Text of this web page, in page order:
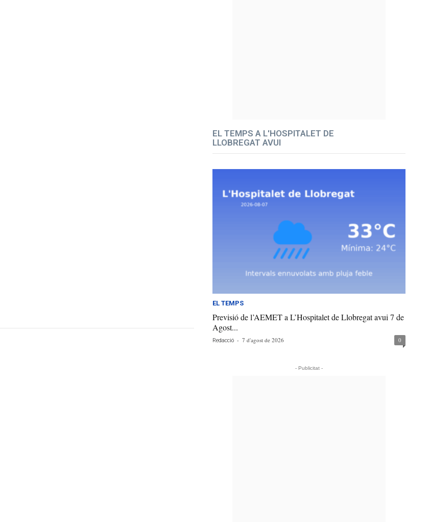
EL TEMPS A L'HOSPITALET DE
LLOBREGAT AVUI
EL TEMPS
Previsió de l’AEMET a L’Hospitalet de Llobregat avui 7 de
Agost...
Redacció - 7 d'agost de 2026 0
- Publicitat -